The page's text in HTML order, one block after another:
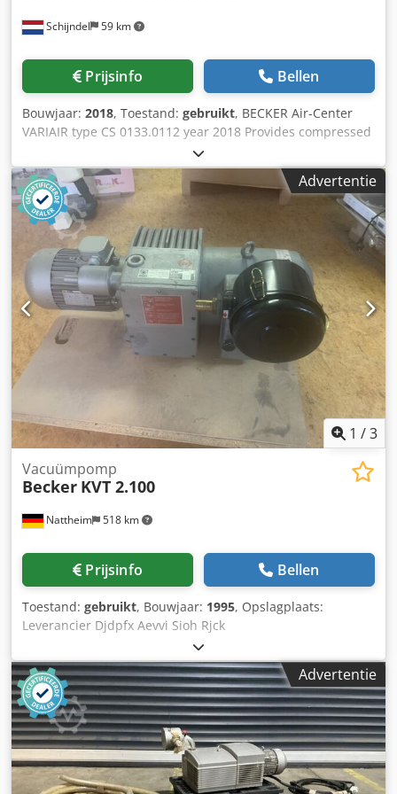
gebruikelijke sporen van gebruik. Het is gedemonteerd uit
wordt verkocht zoals op de foto's te zien. Een bezichtiging
is na overleg op elk moment mogelijk. Verzending of
Schijndel 59 km
Prijsinfo Bellen
Bouwjaar: 2018, Toestand: gebruikt, BECKER Air-Center
VARIAIR type CS 0133.0112 year 2018 Provides compressed
air, vacuum and air blast supply for a gathering machine.
Configuration: - for up to 16 stations gathering machine -
with control for automatic switching on and off Technical
specifications: Dcjdpfxozi Sc Te Ah Rok compatible with:
KOLBUS ZU 822, ZU 832, ZU 842 gathering machine
Advertentie
1 /3
Nattheim 518 km
Vacuümpomp
Becker KVT 2.100
Prijsinfo Bellen
Toestand: gebruikt, Bouwjaar: 1995, Opslagplaats:
Leverancier Djdpfx Aevvi Sioh Rjck
Advertentie